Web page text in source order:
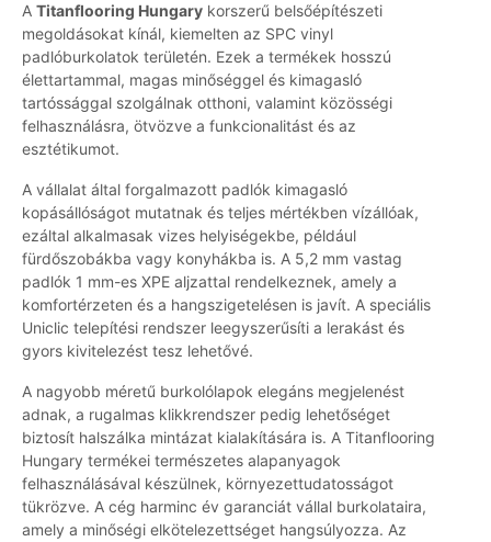
A Titanflooring Hungary korszerű belsőépítészeti
megoldásokat kínál, kiemelten az SPC vinyl
padlóburkolatok területén. Ezek a termékek hosszú
élettartammal, magas minőséggel és kimagasló
tartóssággal szolgálnak otthoni, valamint közösségi
felhasználásra, ötvözve a funkcionalitást és az
esztétikumot.
A vállalat által forgalmazott padlók kimagasló
kopásállóságot mutatnak és teljes mértékben vízállóak,
ezáltal alkalmasak vizes helyiségekbe, például
fürdőszobákba vagy konyhákba is. A 5,2 mm vastag
padlók 1 mm-es XPE aljzattal rendelkeznek, amely a
komfortérzeten és a hangszigetelésen is javít. A speciális
Uniclic telepítési rendszer leegyszerűsíti a lerakást és
gyors kivitelezést tesz lehetővé.
A nagyobb méretű burkolólapok elegáns megjelenést
adnak, a rugalmas klikkrendszer pedig lehetőséget
biztosít halszálka mintázat kialakítására is. A Titanflooring
Hungary termékei természetes alapanyagok
felhasználásával készülnek, környezettudatosságot
tükrözve. A cég harminc év garanciát vállal burkolataira,
amely a minőségi elkötelezettséget hangsúlyozza. Az